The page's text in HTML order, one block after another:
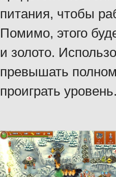
питания, чтобы
Помимо, этого
и золото.
превышать
проиграть